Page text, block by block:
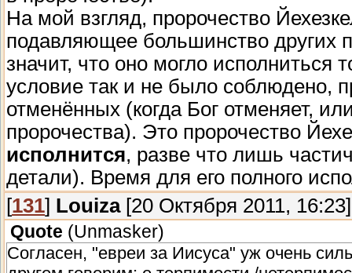
На мой взгляд, пророчество
подавляющее большинство других
значит, что оно могло исполниться
условие так и не было соблюдено,
отменённых (когда Бог отменяет,
пророчества). Это пророчество
исполнится, разве что лишь
детали). Время для его полного
[131] Louiza[20 Октября 2011, 16:23]
Quote (Unmasker)
Согласен, "евреи за Иисуса" уж очень